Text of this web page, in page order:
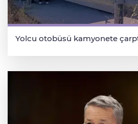
Yolcu otobüsü kamyonete